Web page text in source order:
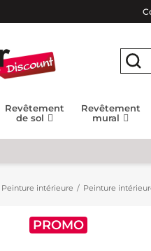
Revêtement
de sol
Revêtement
mural
Peinture intérieure Peinture
PROMO